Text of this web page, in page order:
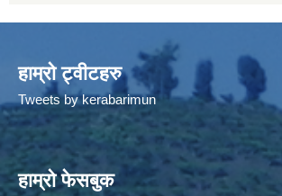
हाम्रो ट्वीटहरु
Tweets by kerabarimun
हाम्रो फेसबुक